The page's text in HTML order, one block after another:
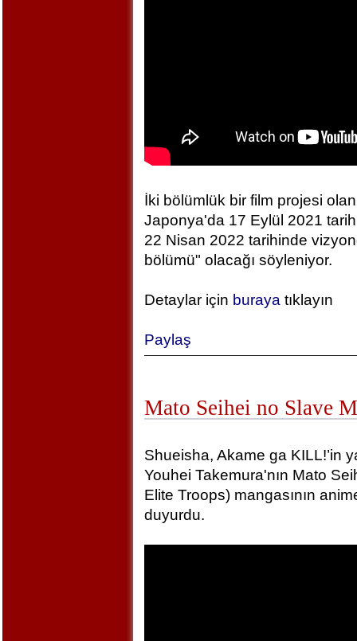
İki bölümlük bir film projesi
Japonya'da 17 Eylül 2021
22 Nisan 2022 tarihinde
bölümü" olacağı söyleniyor.
Detaylar için buraya tıklayın
Paylaş
Mato Seihei no Slave
Shueisha, Akame ga KILL!’in
Youhei Takemura'nın Mato
Elite Troops) mangasının
duyurdu.